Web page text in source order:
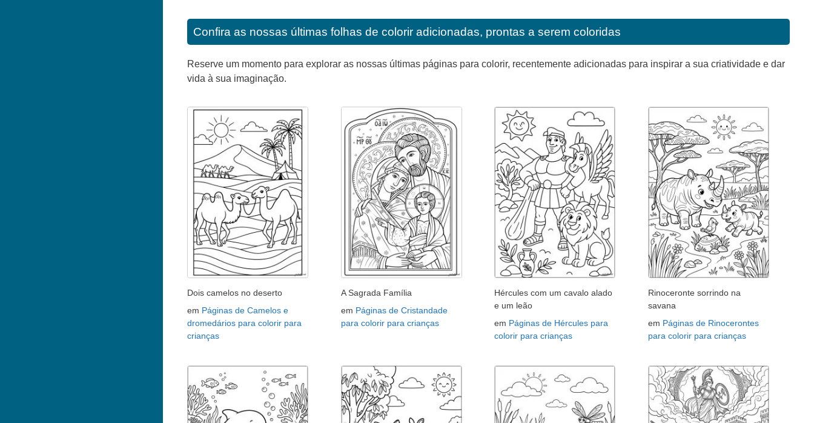
Confira as nossas últimas folhas de colorir adicionadas, prontas a serem coloridas
Reserve um momento para explorar as nossas últimas páginas para colorir, recentemente adicionadas para inspirar a sua criatividade e dar
vida à sua imaginação.
Dois camelos no deserto
em Páginas de Camelos e
dromedários para colorir para
crianças
A Sagrada Família
em Páginas de Cristandade
para colorir para crianças
Hércules com um cavalo alado
e um leão
em Páginas de Hércules para
colorir para crianças
Rinoceronte sorrindo na
savana
em Páginas de Rinocerontes
para colorir para crianças